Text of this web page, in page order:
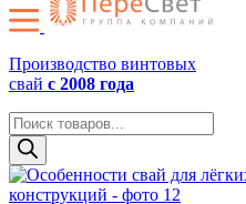
Производство винтовых
свай с 2008 года
Поиск
товаров